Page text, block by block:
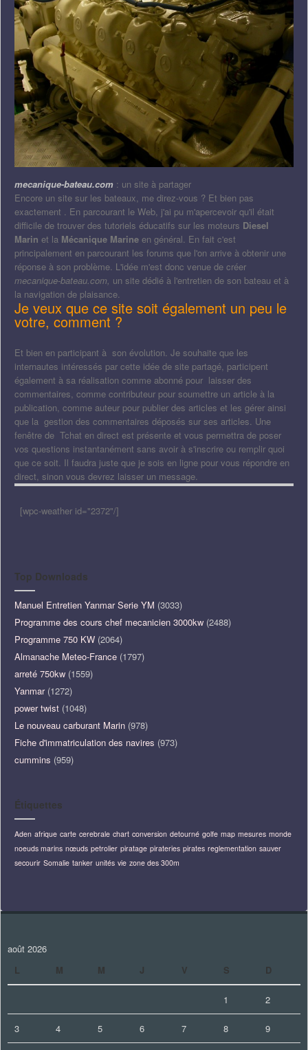
mecanique-bateau.com : un site à partager
Encore un site sur les bateaux, me direz-vous ? Et bien pas
exactement . En parcourant le Web, j'ai pu m'apercevoir qu'il était
difficile de trouver des tutoriels éducatifs sur les moteurs Diesel
Marin et la Mécanique Marine en général. En fait c'est
principalement en parcourant les forums que l'on arrive à obtenir une
réponse à son problème. L'idée m'est donc venue de créer
mecanique-bateau.com, un site dédié à l'entretien de son bateau et à
la navigation de plaisance.
Je veux que ce site soit également un peu le
votre, comment ?
Et bien en participant à son évolution. Je souhaite que les
internautes intéressés par cette idée de site partagé, participent
également à sa réalisation comme abonné pour laisser des
commentaires, comme contributeur pour soumettre un article à la
publication, comme auteur pour publier des articles et les gérer ainsi
que la gestion des commentaires déposés sur ses articles. Une
fenêtre de Tchat en direct est présente et vous permettra de poser
vos questions instantanément sans avoir à s'inscrire ou remplir quoi
que ce soit. Il faudra juste que je sois en ligne pour vous répondre en
direct, sinon vous devrez laisser un message.
[wpc-weather id="2372"/]
Top Downloads
Manuel Entretien Yanmar Serie YM (3033)
Programme des cours chef mecanicien 3000kw (2488)
Programme 750 KW (2064)
Almanache Meteo-France (1797)
arreté 750kw (1559)
Yanmar(1272)
power twist (1048)
Le nouveau carburant Marin (978)
Fiche d'immatriculation des navires (973)
cummins (959)
Étiquettes
Aden afrique carte cerebrale chart conversion detourné golfe map mesures monde
noeuds marins nœuds petrolier piratage pirateries pirates reglementation sauver
secourir Somalie tanker unités vie zone des 300m
août 2026
L
M M J V S D
1 2
3 4 5 6 7 8 9